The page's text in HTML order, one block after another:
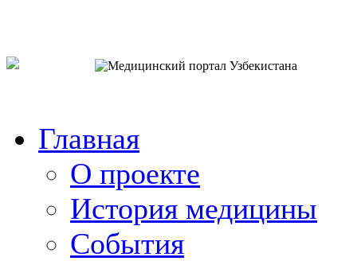
Главная
О проекте
История медицины
События